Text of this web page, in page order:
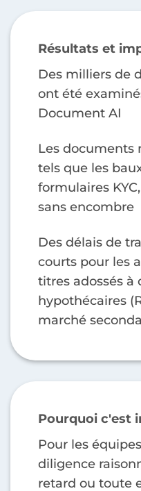
Résultats et
Des milliers de
ont été
Document AI
Les documents
tels que les
formulaires
sans encombre
Des délais de
courts pour les
titres adossés à
hypothécaires
marché
Pourquoi c'est
Pour les
diligence
retard ou toute